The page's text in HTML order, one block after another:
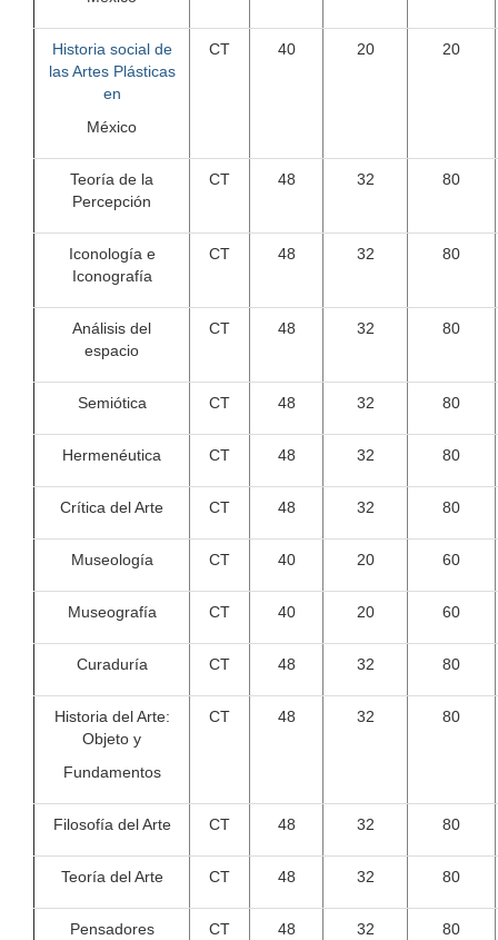
Historia social de
las Artes Plásticas
en
México
CT 40 20 20
Teoría de la
Percepción
CT 48 32 80
Iconología e
Iconografía
CT 48 32 80
Análisis del
espacio
CT 48 32 80
Semiótica CT 48 32 80
Hermenéutica CT 48 32 80
Crítica del Arte CT 48 32 80
Museología CT 40 20 60
Museografía CT 40 20 60
Curaduría CT 48 32 80
Historia del Arte:
Objeto y
Fundamentos
CT 48 32 80
Filosofía del Arte CT 48 32 80
Teoría del Arte CT 48 32 80
Pensadores
CT 48 32 80